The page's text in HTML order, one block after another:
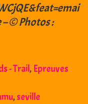
© Photos :
- Trail, Epreuves
,seville